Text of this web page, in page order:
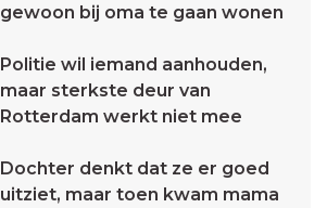
gewoon bij oma te gaan wonen
Politie wil iemand aanhouden,
maar sterkste deur van
Rotterdam werkt niet mee
Dochter denkt dat ze er goed
uitziet, maar toen kwam mama